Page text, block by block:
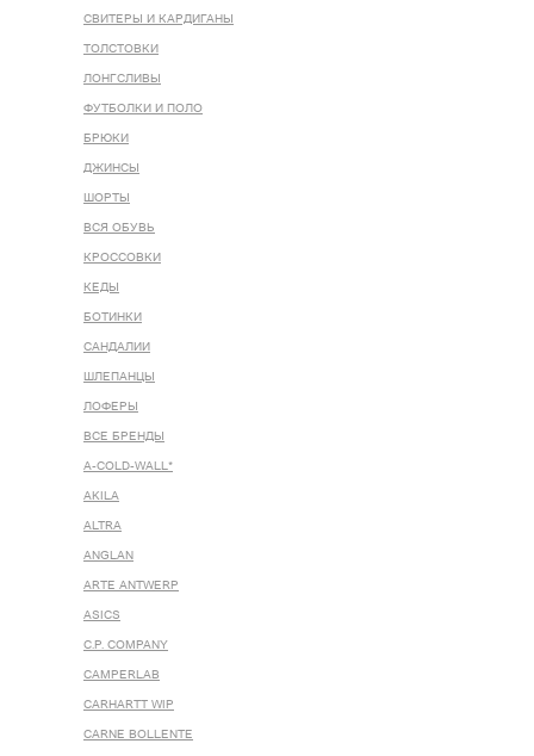
СВИТЕРЫ И КАРДИГАНЫ
ТОЛСТОВКИ
ЛОНГСЛИВЫ
ФУТБОЛКИ И ПОЛО
БРЮКИ
ДЖИНСЫ
ШОРТЫ
ВСЯ ОБУВЬ
КРОССОВКИ
КЕДЫ
БОТИНКИ
САНДАЛИИ
ШЛЕПАНЦЫ
ЛОФЕРЫ
ВСЕ БРЕНДЫ
A-COLD-WALL*
AKILA
ALTRA
ANGLAN
ARTE ANTWERP
ASICS
C.P. COMPANY
CAMPERLAB
CARHARTT WIP
CARNE BOLLENTE